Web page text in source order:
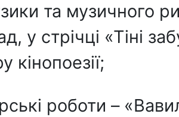
та музичного
у стрічці «Тіні
кінопоезії;
роботи –